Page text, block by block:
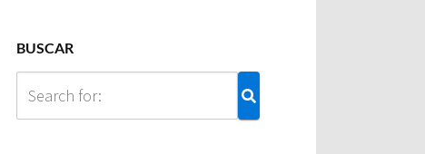
BUSCAR